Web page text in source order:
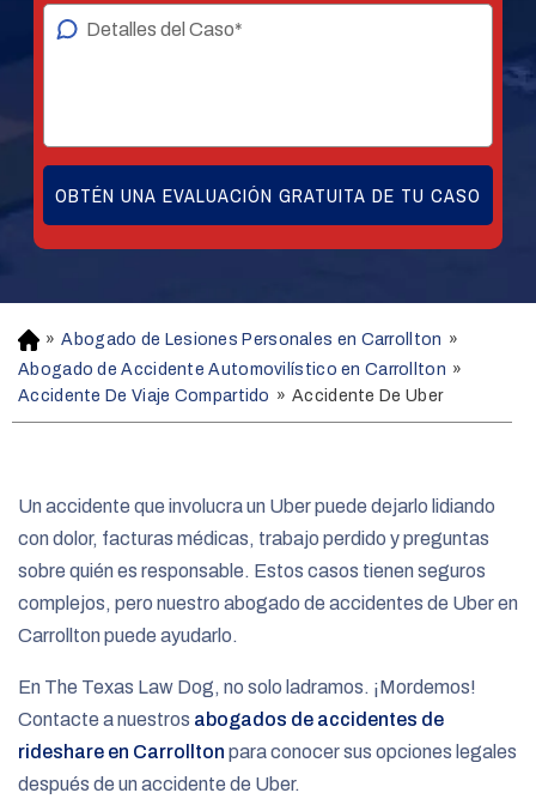
H
o
m
e
» Abogado de Lesiones Personales en Carrollton »
Abogado de Accidente Automovilístico en Carrollton »
Accidente De Viaje Compartido » Accidente De Uber
Un accidente que involucra un Uber puede dejarlo lidiando
con dolor, facturas médicas, trabajo perdido y preguntas
sobre quién es responsable. Estos casos tienen seguros
complejos, pero nuestro abogado de accidentes de Uber en
Carrollton puede ayudarlo.
En The Texas Law Dog, no solo ladramos. ¡Mordemos!
Contacte a nuestros abogados de accidentes de
rideshare en Carrollton para conocer sus opciones legales
después de un accidente de Uber.